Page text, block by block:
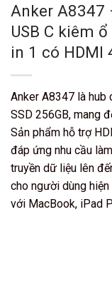
Anker A8347
USB C kiêm
in 1 có HDMI
Anker A8347 là hub
SSD 256GB, mang
Sản phẩm hỗ trợ
đáp ứng nhu cầu
truyền dữ liệu lên
cho người dùng
với MacBook, iPad